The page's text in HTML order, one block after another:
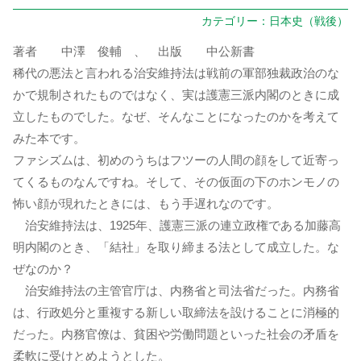
カテゴリー： 日本史（戦後）
著者 中澤 俊輔 、 出版 中公新書
稀代の悪法と言われる治安維持法は戦前の軍部独裁政治のな
かで規制されたものではなく、実は護憲三派内閣のときに成
立したものでした。なぜ、そんなことになったのかを考えて
みた本です。
ファシズムは、初めのうちはフツーの人間の顔をして近寄っ
てくるものなんですね。そして、その仮面の下のホンモノの
怖い顔が現れたときには、もう手遅れなのです。
治安維持法は、1925年、護憲三派の連立政権である加藤高
明内閣のとき、「結社」を取り締まる法として成立した。な
ぜなのか？
治安維持法の主管官庁は、内務省と司法省だった。内務省
は、行政処分と重複する新しい取締法を設けることに消極的
だった。内務官僚は、貧困や労働問題といった社会の矛盾を
柔軟に受けとめようとした。